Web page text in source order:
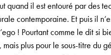
quand il est entouré par des
contemporaine. Et puis il
! Pourtant comme le dit si
plus pour le sous-titre du